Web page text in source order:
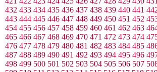
432 433 434 435 436 437 438 439 440 441
443 444 445 446 447 448 449 450 451 452
454 455 456 457 458 459 460 461 462 463
465 466 467 468 469 470 471 472 473 474
476 477 478 479 480 481 482 483 484 485
487 488 489 490 491 492 493 494 495 496
498 499 500 501 502 503 504 505 506 507